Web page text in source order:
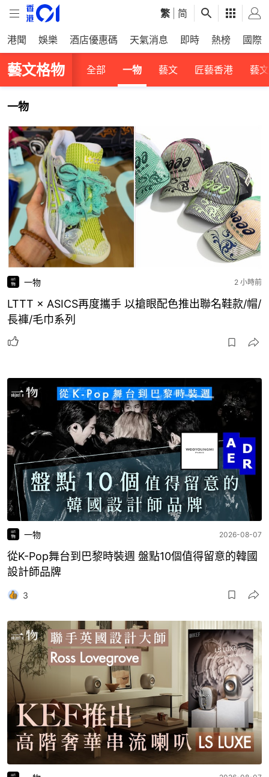
繁 简
港聞 娛樂 酒店優惠碼 天氣消息 即時 熱榜 國際
藝文格物 全部 一物 藝文 匠藝香港 藝
一物
一物 2 小時前
LTTT × ASICS再度攜手 以搶眼配色推出聯名鞋款/帽/
長褲/毛巾系列
一物 2026-08-07
從K-Pop舞台到巴黎時裝週 盤點10個值得留意的韓國
設計師品牌
3